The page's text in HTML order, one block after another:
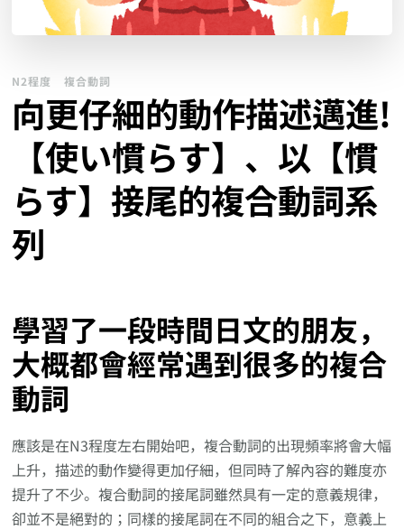
N2程度 複合動詞
向更仔細的動作描述邁進!
【使い慣らす】、以【慣
らす】接尾的複合動詞系
列
學習了一段時間日文的朋友，
大概都會經常遇到很多的複合
動詞
應該是在N3程度左右開始吧，複合動詞的出現頻率將會大幅
上升，描述的動作變得更加仔細，但同時了解內容的難度亦
提升了不少。複合動詞的接尾詞雖然具有一定的意義規律，
卻並不是絕對的；同樣的接尾詞在不同的組合之下，意義上